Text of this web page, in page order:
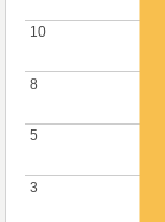
3
3
5
5
8
8
10
10